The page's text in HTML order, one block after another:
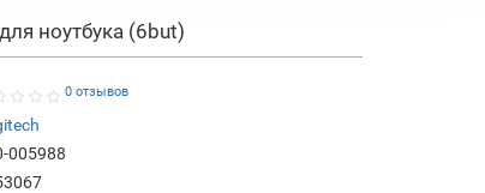
ноутбука (6but)
0 отзывов
005988